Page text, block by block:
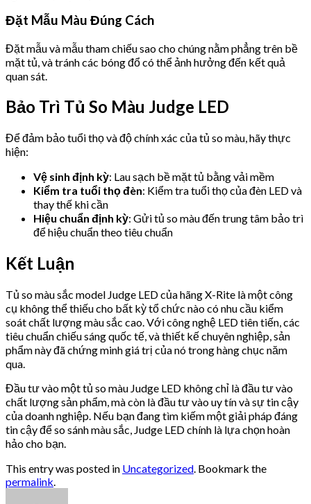
Đặt Mẫu Màu Đúng Cách
Đặt mẫu và mẫu tham chiếu sao cho chúng nằm phẳng trên bề
mặt tủ, và tránh các bóng đổ có thể ảnh hưởng đến kết quả
quan sát.
Bảo Trì Tủ So Màu Judge LED
Để đảm bảo tuổi thọ và độ chính xác của tủ so màu, hãy thực
hiện:
Vệ sinh định kỳ: Lau sạch bề mặt tủ bằng vải mềm
Kiểm tra tuổi thọ đèn: Kiểm tra tuổi thọ của đèn LED và
thay thế khi cần
Hiệu chuẩn định kỳ: Gửi tủ so màu đến trung tâm bảo trì
để hiệu chuẩn theo tiêu chuẩn
Kết Luận
Tủ so màu sắc model Judge LED của hãng X-Rite là một công
cụ không thể thiếu cho bất kỳ tổ chức nào có nhu cầu kiểm
soát chất lượng màu sắc cao. Với công nghệ LED tiên tiến, các
tiêu chuẩn chiếu sáng quốc tế, và thiết kế chuyên nghiệp, sản
phẩm này đã chứng minh giá trị của nó trong hàng chục năm
qua.
Đầu tư vào một tủ so màu Judge LED không chỉ là đầu tư vào
chất lượng sản phẩm, mà còn là đầu tư vào uy tín và sự tin cậy
của doanh nghiệp. Nếu bạn đang tìm kiếm một giải pháp đáng
tin cậy để so sánh màu sắc, Judge LED chính là lựa chọn hoàn
hảo cho bạn.
This entry was posted in Uncategorized . Bookmark the
permalink